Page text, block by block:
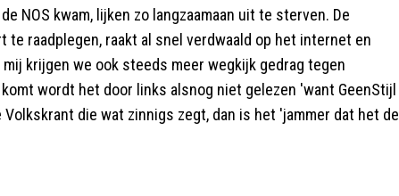
NOS kwam, lijken zo langzaamaan uit te sterven. De
raadplegen, raakt al snel verdwaald op het internet en
krijgen we ook steeds meer wegkijk gedrag tegen
wordt het door links alsnog niet gelezen 'want GeenStijl
die wat zinnigs zegt, dan is het 'jammer dat het de